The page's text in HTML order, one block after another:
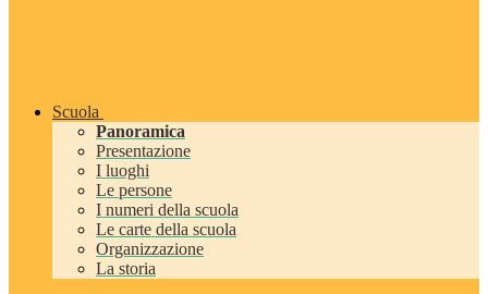
Scuola
Panoramica
Presentazione
I luoghi
Le persone
I numeri della scuola
Le carte della scuola
Organizzazione
La storia